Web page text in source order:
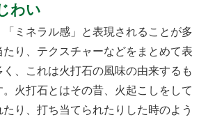
わい
ミネラル感」と表現されることが多
たり、テクスチャーなどをまとめて表
、これは火打石の風味の由来するも
火打石とはその昔、火起こしをして
り、打ち当てられたりした時のよう